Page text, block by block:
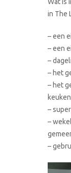
in The
– een
– een
–
– het
– het
keuken
–
–
–